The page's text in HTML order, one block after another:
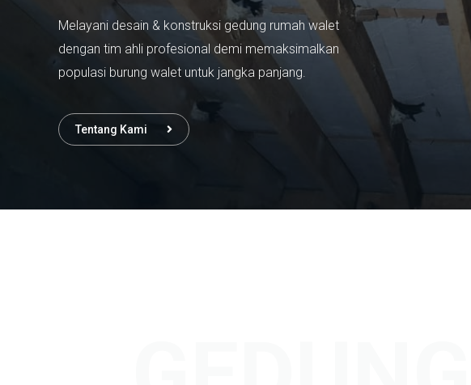
Melayani desain & konstruksi gedung rumah walet
dengan tim ahli profesional demi memaksimalkan
populasi burung walet untuk jangka panjang.
Tentang Kami